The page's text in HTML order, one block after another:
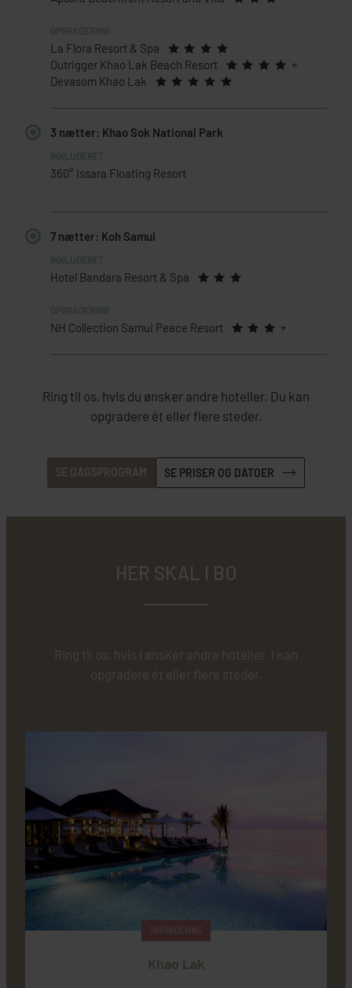
La Flora Resort & Spa
Outrigger Khao Lak Beach Resort
+
Devasom Khao Lak
3 nætter: Khao Sok National Park
360° Issara Floating Resort
7 nætter: Koh Samui
Hotel Bandara Resort & Spa
NH Collection Samui Peace Resort +
Ring til os, hvis du ønsker andre hoteller. Du kan
opgradere ét eller flere steder.
SE DAGSPROGRAM SE PRISER OG DATOER
HER SKAL I BO
Ring til os, hvis I ønsker andre hoteller. I kan
opgradere ét eller flere steder.
OPGRADERING
Khao Lak